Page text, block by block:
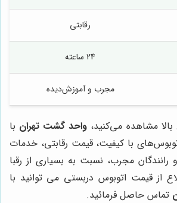
رقابتی
24 ساعته
مجرب و آموزش‌دیده
مشاهده می‌کنید، واحد گشت تهران با
اتوبوس‌های با کیفیت، قیمت رقابتی، خدمات
24 ساعته و رانندگان مجرب، نسبت به بسیاری از رقبا
از قیمت اتوبوس دربستی می توانید با
تماس حاصل فرمائید.